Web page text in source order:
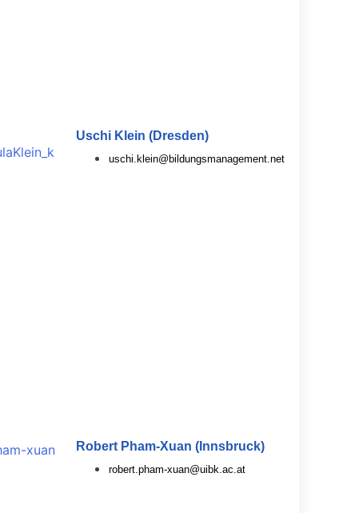
Uschi Klein (Dresden)
uschi.klein@bildungsmanagement.net
Robert Pham-Xuan (Innsbruck)
robert.pham-xuan@uibk.ac.at